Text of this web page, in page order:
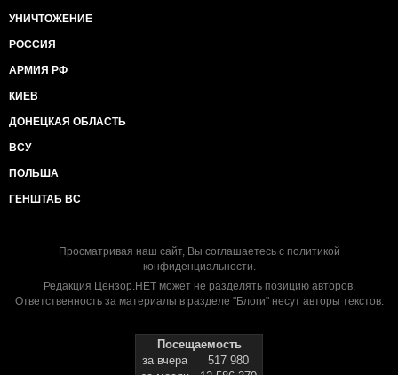
УНИЧТОЖЕНИЕ
РОССИЯ
АРМИЯ РФ
КИЕВ
ДОНЕЦКАЯ ОБЛАСТЬ
ВСУ
ПОЛЬША
ГЕНШТАБ ВС
Просматривая наш сайт, Вы соглашаетесь с политикой
конфиденциальности.
Редакция Цензор.НЕТ может не разделять позицию авторов.
Ответственность за материалы в разделе "Блоги" несут авторы текстов.
Посещаемость
за вчера
517 980